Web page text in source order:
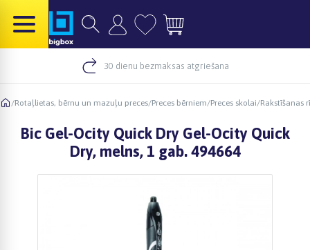
30 dienu bezmaksas atgriešana
/Rotaļlietas, bērnu un mazuļu preces/Preces bērniem/Preces skolai/Rakstīšanas
Bic Gel-Ocity Quick Dry Gel-Ocity Quick
Dry, melns, 1 gab. 494664